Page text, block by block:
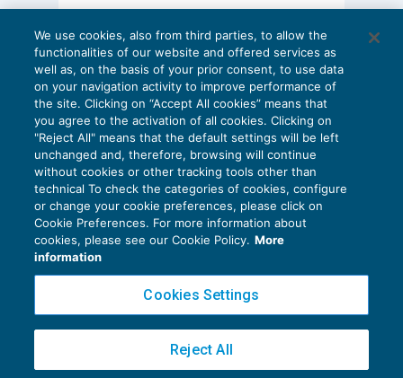
gestione degli adempimenti,efficace
coordinamento delle figure professionali
coinvolte.
EU AI Act e studi professionali: le
scadenze concrete
27 Luglio 2026
di Diego BarberieStefano Dovier
Privacy Policy
Cookie Policy
Copyright 2016 ©Gruppo Euroconference S.p.A.v2.32.4
Piazza Luigi Einaudi, 10N01 - 20124 Milano - info@ecnews.it
We use cookies, also from third parties, to allow the
functionalities of our website and offered services as
well as, on the basis of your prior consent, to use data
on your navigation activity to improve performance of
the site. Clicking on “Accept All cookies” means that
you agree to the activation of all cookies. Clicking on
"Reject All" means that the default settings will be left
unchanged and, therefore, browsing will continue
without cookies or other tracking tools other than
technical To check the categories of cookies, configure
or change your cookie preferences, please click on
Cookie Preferences. For more information about
cookies, please see our Cookie Policy. More
information
Cookies Settings
Reject All